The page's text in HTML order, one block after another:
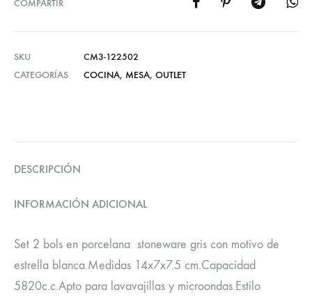
COMPARTIR
SKU
CM3-122502
CATEGORÍAS
COCINA, MESA, OUTLET
DESCRIPCIÓN
INFORMACIÓN ADICIONAL
Set 2 bols en porcelana stoneware gris con motivo de
estrella blanca.Medidas 14x7x7.5 cm.Capacidad
5820c.c.Apto para lavavajillas y microondas.Estilo